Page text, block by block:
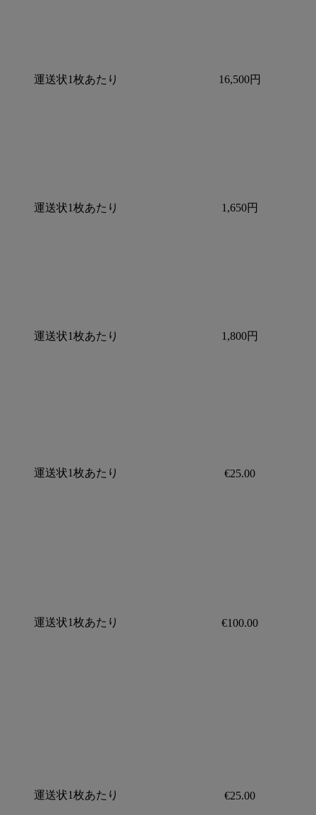
運送状1枚あたり 16,500円
運送状1枚あたり 1,650円
運送状1枚あたり 1,800円
運送状1枚あたり €25.00
運送状1枚あたり €100.00
運送状1枚あたり €25.00